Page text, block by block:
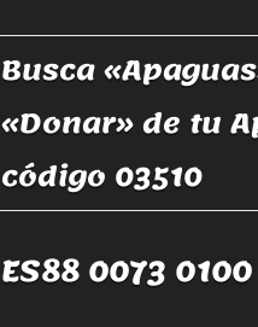
Busca
«Donar» de tu
código 03510
ES88 0073